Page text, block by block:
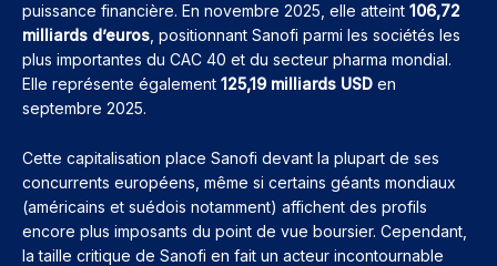
puissance financière. En novembre 2025, elle atteint 106,72
milliards d’euros , positionnant Sanofi parmi les sociétés les
plus importantes du CAC 40 et du secteur pharma mondial.
Elle représente également 125,19 milliards USD en
septembre 2025.
Cette capitalisation place Sanofi devant la plupart de ses
concurrents européens, même si certains géants mondiaux
(américains et suédois notamment) affichent des profils
encore plus imposants du point de vue boursier. Cependant,
la taille critique de Sanofi en fait un acteur incontournable